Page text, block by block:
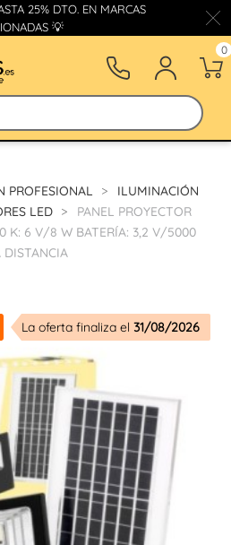
25% DTO. EN MARCAS
💡
0
PROFESIONAL
ILUMINACIÓN
LED
PANEL PROYECTOR
K: 6 V/8 W BATERÍA: 3,2 V/5000
La oferta finaliza el 31/08/2026